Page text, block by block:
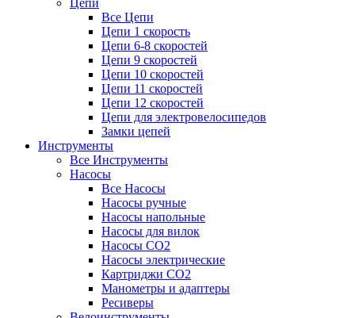
Цепи
Все Цепи
Цепи 1 скорость
Цепи 6-8 скоростей
Цепи 9 скоростей
Цепи 10 скоростей
Цепи 11 скоростей
Цепи 12 скоростей
Цепи для электровелосипедов
Замки цепей
Инструменты
Все Инструменты
Насосы
Все Насосы
Насосы ручные
Насосы напольные
Насосы для вилок
Насосы CO2
Насосы электрические
Картриджи CO2
Манометры и адаптеры
Ресиверы